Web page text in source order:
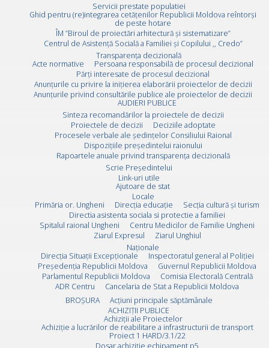
Servicii prestate populatiei
Ghid pentru (re)integrarea cetățenilor Republicii Moldova reîntorși
de peste hotare
ÎM ”Biroul de proiectări arhitectură și sistematizare”
Centrul de Asistență Socială a Familiei și Copilului ,, Credo”
Transparența decizională
Acte normative
Persoana responsabilă de procesul decizional
Părți interesate de procesul decizional
Anunțurile cu privire la inițierea elaborării proiectelor de decizii
Anunțurile privind consultările publice ale proiectelor de decizii
AUDIERI PUBLICE
Sinteza recomandărilor la proiectele de decizii
Proiectele de decizii
Deciziile adoptate
Procesele verbale ale ședințelor Consiliului Raional
Dispozițiile președintelui raionului
Rapoartele anuale privind transparența decizională
Scrie Preşedintelui
Link-uri utile
Ajutoare de stat
Locale
Primăria or. Ungheni
Direcția educație
Secția cultură și turism
Directia asistenta sociala si protectie a familiei
Spitalul raional Ungheni
Centru Medicilor de Familie Ungheni
Ziarul Expresul
Ziarul Unghiul
Naționale
Direcţia Situaţii Excepţionale
Inspectoratul general al Poliției
Preşedenţia Republicii Moldova
Guvernul Republicii Moldova
Parlamentul Republicii Moldova
Comisia Electorală Centrală
ADR Centru
Cancelaria de Stat a Republicii Moldova
BROȘURA
Acţiuni principale săptămânale
ACHIZIȚII PUBLICE
Achiziții ale Proiectelor
Achiziție a lucrărilor de reabilitare a infrastructurii de transport
Proiect 1 HARD/3.1/22
Dosar achiziție echipament p5